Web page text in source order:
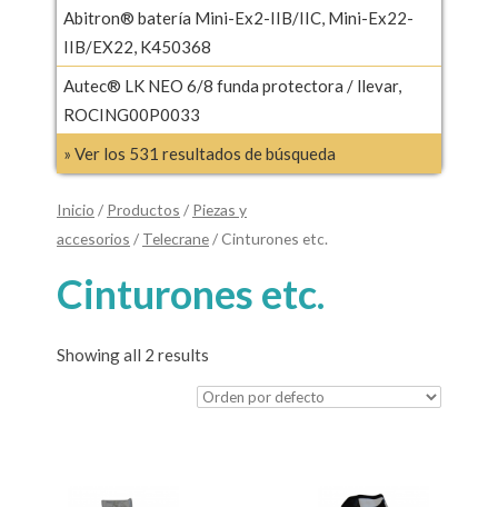
Abitron® batería Mini-Ex2-IIB/IIC, Mini-Ex22-
IIB/EX22, K450368
Autec® LK NEO 6/8 funda protectora / llevar,
ROCING00P0033
» Ver los 531 resultados de búsqueda
Inicio / Productos / Piezas y
accesorios / Telecrane/ Cinturones etc.
Cinturones etc.
Showing all 2 results